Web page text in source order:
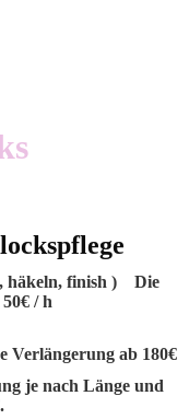
häkeln, finish ) Die
/ h
Verlängerung ab 180€
je nach Länge und